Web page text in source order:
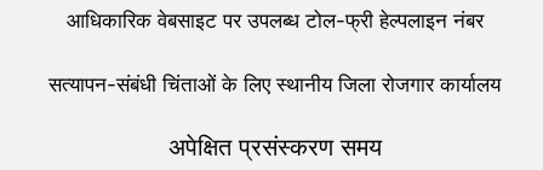
आधिकारिक वेबसाइट पर उपलब्ध टोल-फ्री हेल्पलाइन नंबर
सत्यापन-संबंधी चिंताओं के लिए स्थानीय जिला रोजगार कार्यालय
अपेक्षित प्रसंस्करण समय